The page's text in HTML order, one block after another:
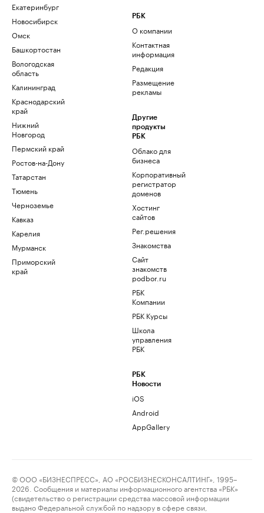
Екатеринбург
Новосибирск
Омск
Башкортостан
Вологодская
область
Калининград
Краснодарский
край
Нижний
Новгород
Пермский край
Ростов-на-Дону
Татарстан
Тюмень
Черноземье
Кавказ
Карелия
Мурманск
Приморский
край
РБК
О компании
Контактная
информация
Редакция
Размещение
рекламы
Другие
продукты
РБК
Облако для
бизнеса
Корпоративный
регистратор
доменов
Хостинг
сайтов
Рег.решения
Знакомства
Сайт
знакомств
podbor.ru
РБК
Компании
РБК Курсы
Школа
управления
РБК
РБК
Новости
iOS
Android
AppGallery
© ООО «БИЗНЕСПРЕСС», АО «РОСБИЗНЕСКОНСАЛТИНГ», 1995–
2026. Сообщения и материалы информационного агентства «РБК»
(свидетельство о регистрации средства массовой информации
выдано Федеральной службой по надзору в сфере связи,